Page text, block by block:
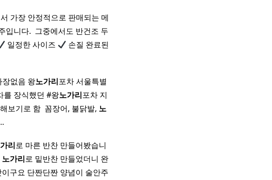
서 가장 안정적으로 판매되는 메
입니다. ​ 그중에서도 반건조 두
일정한 사이즈
손질 완료된
없음 왕노가리포차 서울특별
를 장식했던 #왕노가리포차 지
보기로 함 ​ 꼼장어, 불닭발, 노
리로 마른 반찬 만들어봤습니
노가리로 밑반찬 만들었더니 완
구요 단짠단짠 양념이 술안주